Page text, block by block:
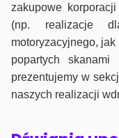
zakupowe
(np. realizacje
motoryzacyjnego,
popartych
prezentujemy w
naszych realizacji